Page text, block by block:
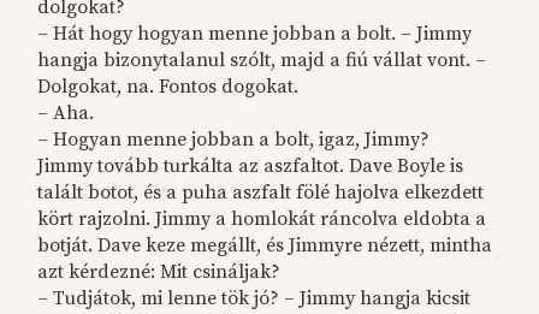
dolgokat?
– Hát hogy hogyan menne jobban a bolt. – Jimmy
hangja bizonytalanul szólt, majd a fiú vállat vont. –
Dolgokat, na. Fontos dogokat.
– Aha.
– Hogyan menne jobban a bolt, igaz, Jimmy?
Jimmy tovább turkálta az aszfaltot. Dave Boyle is
talált botot, és a puha aszfalt fölé hajolva elkezdett
kört rajzolni. Jimmy a homlokát ráncolva eldobta a
botját. Dave keze megállt, és Jimmyre nézett, mintha
azt kérdezné: Mit csináljak?
– Tudjátok, mi lenne tök jó? – Jimmy hangja kicsit